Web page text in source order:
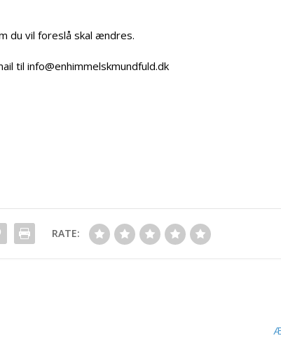
du vil foreslå skal ændres.
til info@enhimmelskmundfuld.dk
RATE: